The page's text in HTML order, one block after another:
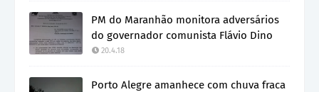
PM do Maranhão monitora adversários
do governador comunista Flávio Dino
20.4.18
Porto Alegre amanhece com chuva fraca